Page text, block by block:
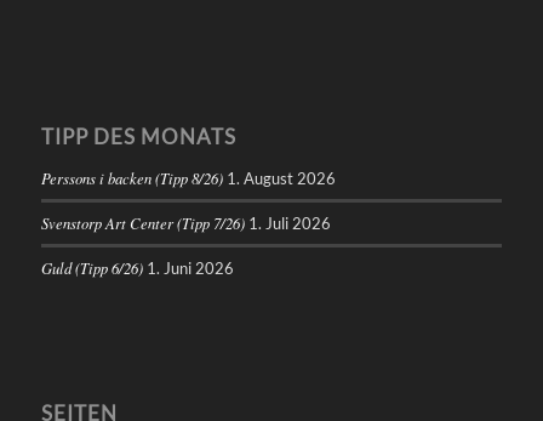
TIPP DES MONATS
Perssons i backen (Tipp 8/26) 1. August 2026
Svenstorp Art Center (Tipp 7/26) 1. Juli 2026
Guld (Tipp 6/26) 1. Juni 2026
SEITEN